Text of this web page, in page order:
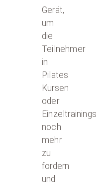
Gerät,
um
die
Teilnehmer
in
Pilates
Kursen
oder
Einzeltrainings
noch
mehr
zu
fordern
und